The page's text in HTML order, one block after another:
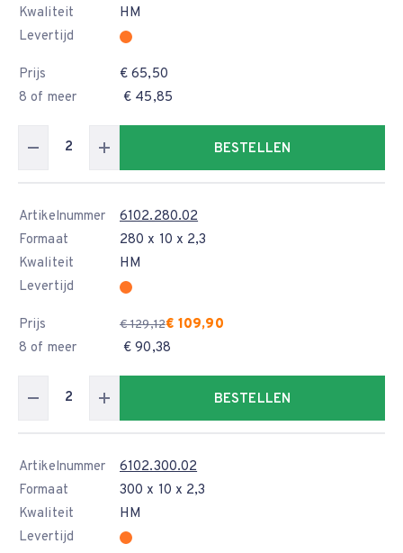
Kwaliteit
HM
Levertijd
Prijs
€ 65,50
8 of meer
€ 45,85
BESTELLEN
Artikelnummer
6102.280.02
Formaat
280 x 10 x 2,3
Kwaliteit
HM
Levertijd
Prijs € 129,12€ 109,90
8 of meer
€ 90,38
BESTELLEN
Artikelnummer
6102.300.02
Formaat
300 x 10 x 2,3
Kwaliteit
HM
Levertijd